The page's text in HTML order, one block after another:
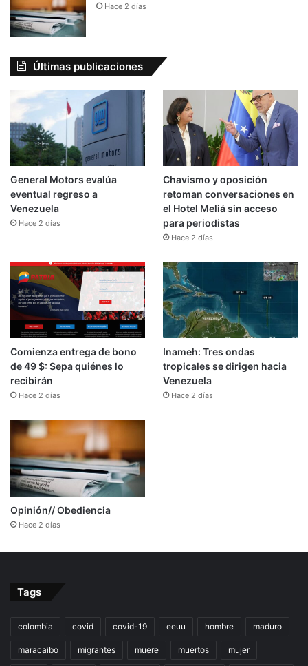
Hace 2 días
Últimas publicaciones
General Motors evalúa
eventual regreso a
Venezuela
Hace 2 días
Chavismo y oposición
retoman conversaciones en
el Hotel Meliá sin acceso
para periodistas
Hace 2 días
Comienza entrega de bono
de 49 $: Sepa quiénes lo
recibirán
Hace 2 días
Inameh: Tres ondas
tropicales se dirigen hacia
Venezuela
Hace 2 días
Opinión// Obediencia
Hace 2 días
Tags
colombia covid covid-19 eeuu hombre maduro
maracaibo migrantes muere muertos mujer